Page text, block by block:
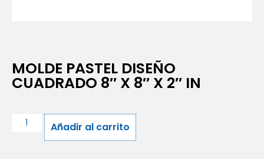
MOLDE PASTEL DISEÑO
CUADRADO 8″ X 8″ X 2″ IN
Añadir al carrito